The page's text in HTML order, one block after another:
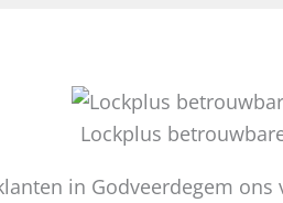
Lockplus
in Godveerdegem